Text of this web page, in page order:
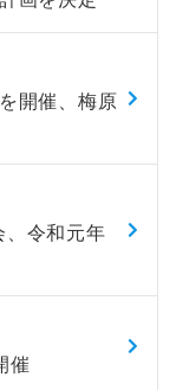
開催、梅原
、令和元年
催